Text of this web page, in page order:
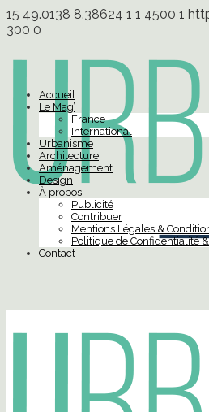
15 49.0138 8.38624 1 1 4500 1
300 0
Accueil
Le Mag’
France
International
Urbanisme
Architecture
Aménagement
Design
À propos
Publicité
Contribuer
Mentions Légales &
Politique de Confidentialité
Contact